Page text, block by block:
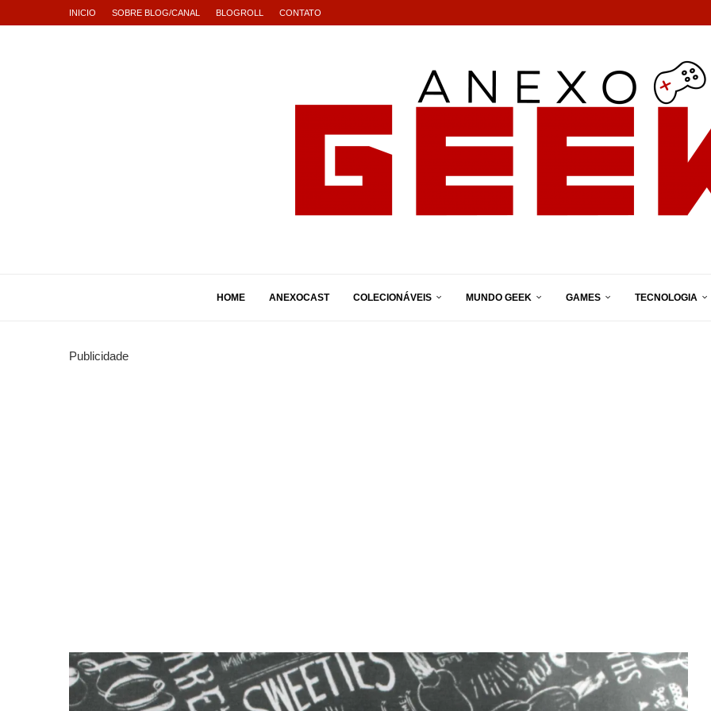
INICIO SOBRE BLOG/CANAL BLOGROLL CONTATO
HOME ANEXOCAST COLECIONÁVEIS MUNDO GEEK GAMES TECNOLOGIA
Publicidade